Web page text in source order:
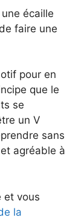
écaille
faire une
pour en
que le
se
un V
sans
agréable à
et vous
la